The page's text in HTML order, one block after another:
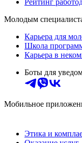
Рейтинг
Молодым
Карьера для
Школа
Карьера в
Боты для
Мобильное
Этика и